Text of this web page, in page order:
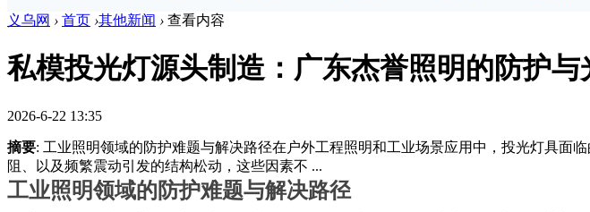
义乌网 › 首页 ›其他新闻 › 查看内容
私模投光灯源头制造：广东杰誉照明的防护与
2026-6-22 13:35
摘要: 工业照明领域的防护难题与解决路径在户外工程照明和工业场景应用中，投光灯具面
阻、以及频繁震动引发的结构松动，这些因素不 ...
工业照明领域的防护难题与解决路径